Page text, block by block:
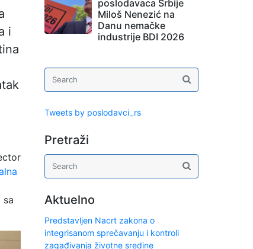
i
sa
poslodavaca Srbije
Miloš Nenezić na
Danu nemačke
industrije BDI 2026
Tweets by poslodavci_rs
Pretraži
Aktuelno
Predstavljen Nacrt zakona o
integrisanom sprečavanju i kontroli
zagađivanja životne sredine